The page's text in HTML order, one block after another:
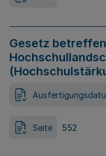
Gesetz
Seite 552